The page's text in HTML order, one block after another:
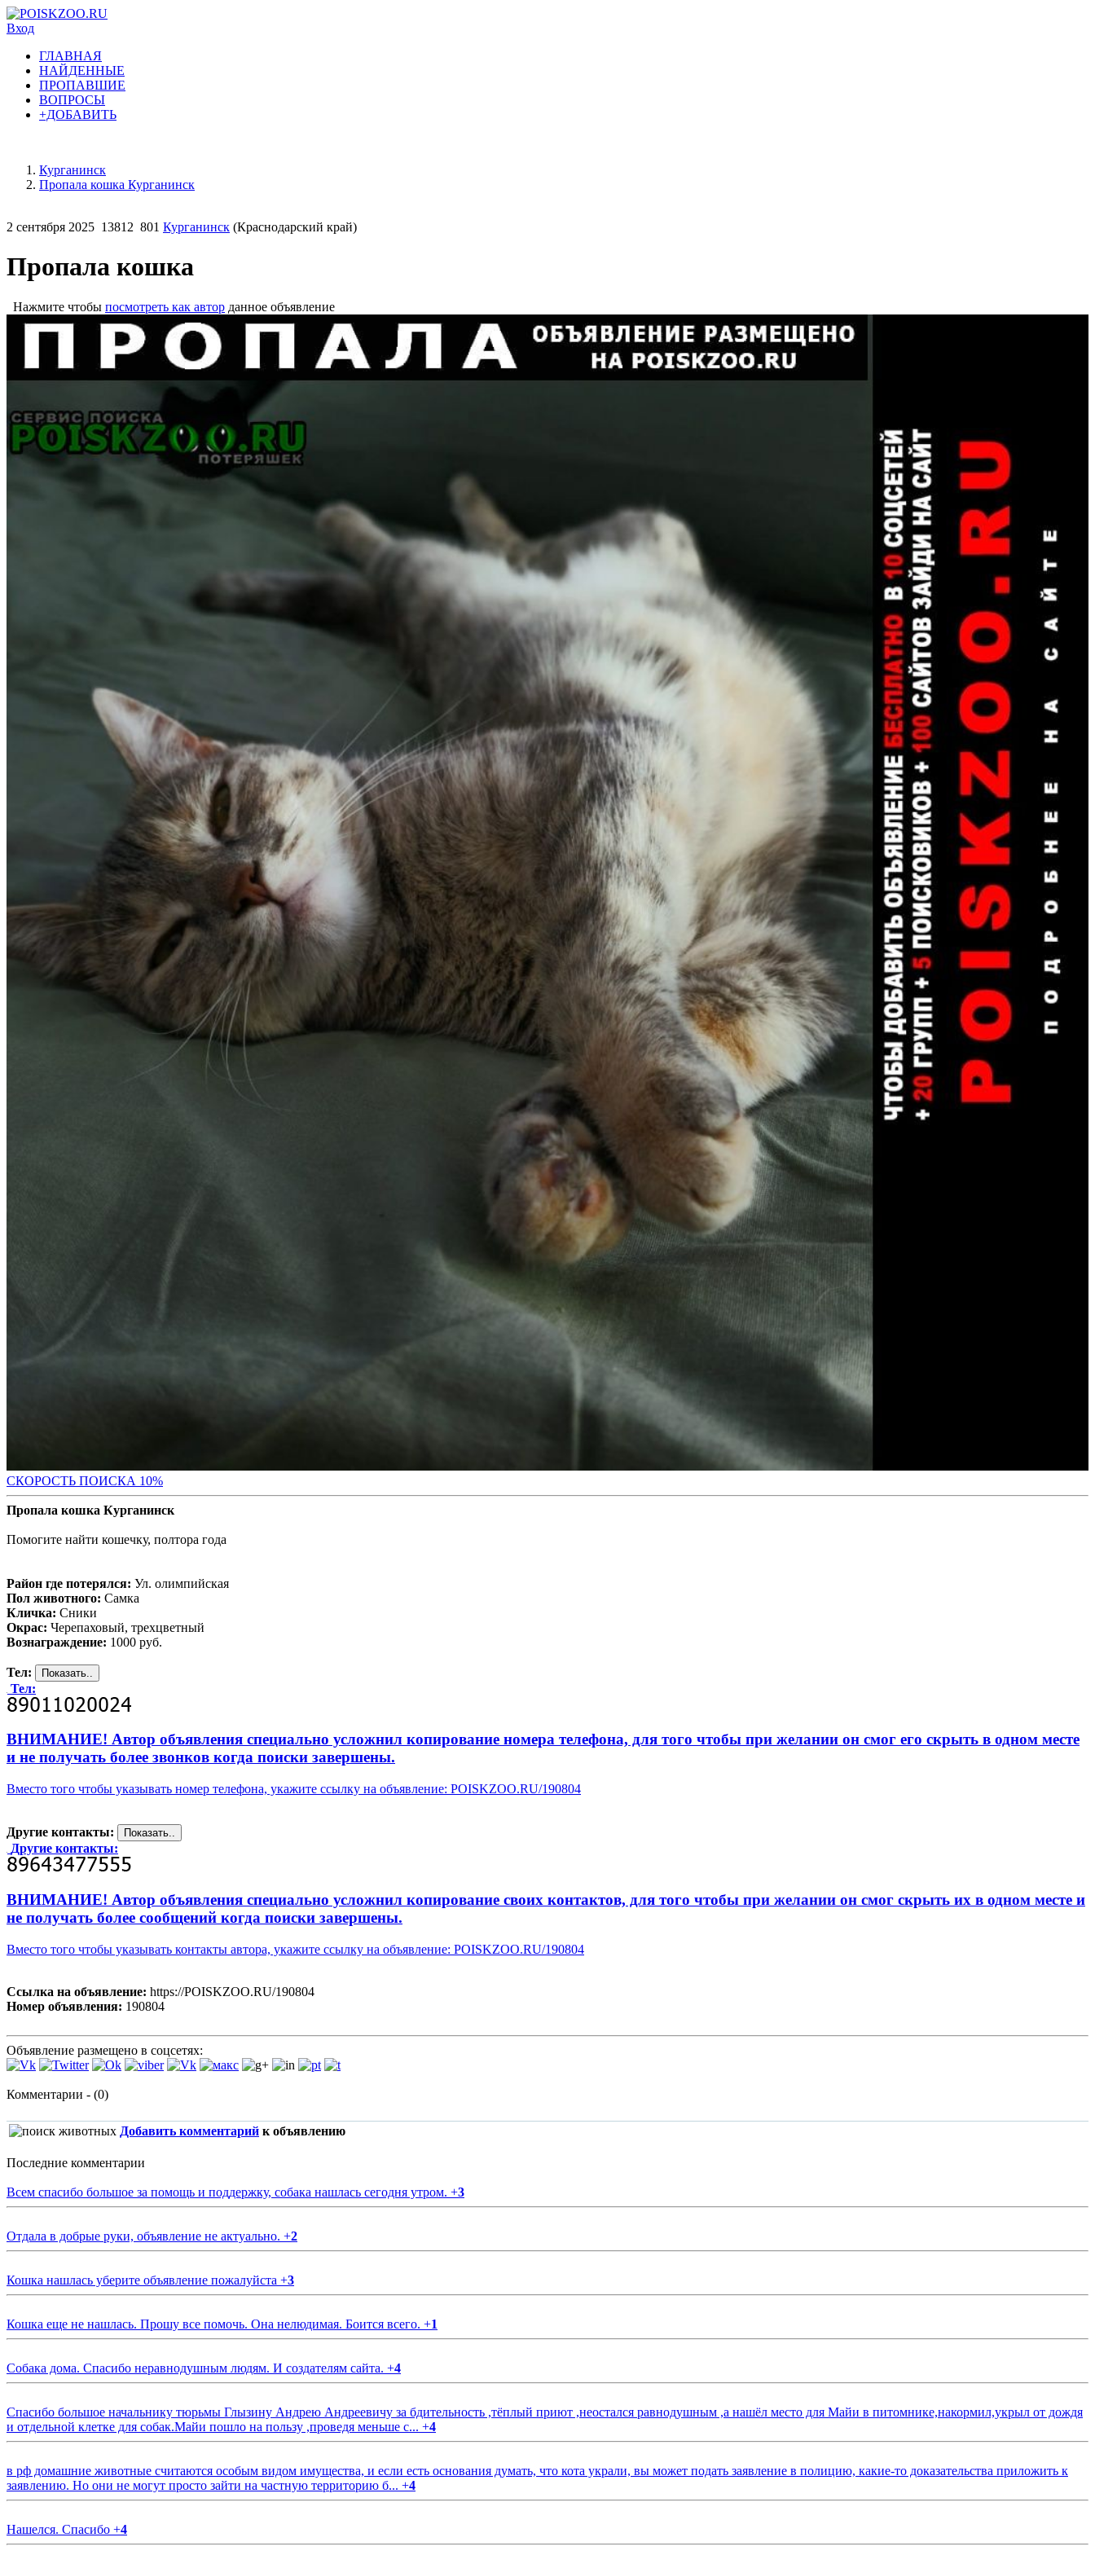
Вход
ГЛАВНАЯ
НАЙДЕННЫЕ
ПРОПАВШИЕ
ВОПРОСЫ
+ДОБАВИТЬ
Курганинск
Пропала кошка Курганинск
2 сентября 2025 13812 801 Курганинск (Краснодарский край)
Пропала кошка
Нажмите чтобы посмотреть как автор данное объявление
СКОРОСТЬ ПОИСКА 10%
Пропала кошка Курганинск
Помогите найти кошечку, полтора года
Район где потерялся: Ул. олимпийская
Пол животного: Самка
Кличка: Сники
Окрас: Черепаховый, трехцветный
Вознаграждение: 1000 руб.
Тел:
Тел:
ВНИМАНИЕ! Автор объявления специально усложнил копирование номера телефона, для того чтобы при желании он смог его скрыть в одном месте
и не получать более звонков когда поиски завершены.
Вместо того чтобы указывать номер телефона, укажите ссылку на объявление: POISKZOO.RU/190804
Другие контакты:
Другие контакты:
ВНИМАНИЕ! Автор объявления специально усложнил копирование своих контактов, для того чтобы при желании он смог скрыть их в одном месте и
не получать более сообщений когда поиски завершены.
Вместо того чтобы указывать контакты автора, укажите ссылку на объявление: POISKZOO.RU/190804
Ссылка на объявление: https://POISKZOO.RU/190804
Номер объявления: 190804
Объявление размещено в соцсетях:
Комментарии - (0)
Добавить комментарий к объявлению
Последние комментарии
Всем спасибо большое за помощь и поддержку, собака нашлась сегодня утром. +3
Отдала в добрые руки, объявление не актуально. +2
Кошка нашлась уберите объявление пожалуйста +3
Кошка еще не нашлась. Прошу все помочь. Она нелюдимая. Боится всего. +1
Собака дома. Спасибо неравнодушным людям. И создателям сайта. +4
Спасибо большое начальнику тюрьмы Глызину Андрею Андреевичу за бдительность ,тёплый приют ,неостался равнодушным ,а нашёл место для Майи в питомнике,накормил,укрыл от дождя
и отдельной клетке для собак.Майи пошло на пользу ,проведя меньше с... +4
в рф домашние животные считаются особым видом имущества, и если есть основания думать, что кота украли, вы может подать заявление в полицию, какие-то доказательства приложить к
заявлению. Но они не могут просто зайти на частную территорию б... +4
Нашелся. Спасибо +4